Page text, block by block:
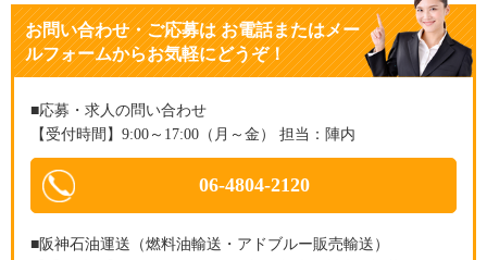
お問い合わせ・ご応募はお電話またはメー
ルフォームからお気軽にどうぞ！
■応募・求人の問い合わせ
【受付時間】9:00～17:00（月～金） 担当：陣内
06-4804-2120
■阪神石油運送（燃料油輸送・アドブルー販売輸送）